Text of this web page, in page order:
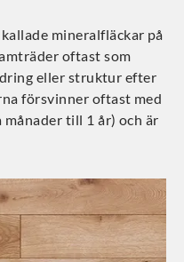
mineralfläckar på
oftast som
eller struktur efter
försvinner oftast med
till 1 år) och är